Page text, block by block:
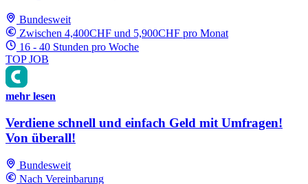
Bundesweit
Zwischen 4,400CHF und 5,900CHF pro Monat
16 - 40 Stunden pro Woche
TOP JOB
mehr lesen
Verdiene schnell und einfach Geld mit Umfragen!
Von überall!
Bundesweit
Nach Vereinbarung